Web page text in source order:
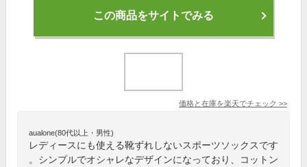
この商品をサイトでみる
価格と在庫を楽天でチェック >>
aualone(80代以上・男性)
レディースにも使える靴ずれしないスポーツソックスです
。シンプルでオシャレなデザインになっており、コットン